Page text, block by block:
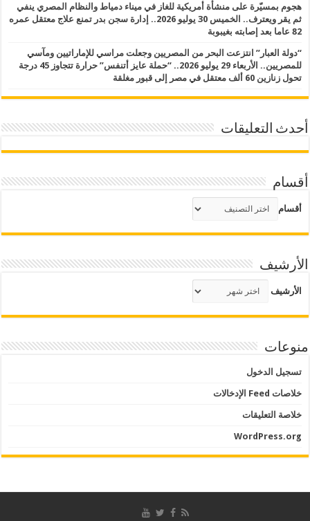
هجوم بمسيّرة على منشأة أمريكية للغاز في ميناء دمياط والنظام المصري ينفي
ثم يقر ويعترف.. الخميس 30 يوليو 2026.. إدارة سجن بدر تمنع علاج معتقل عمره
82 عاما بعد إصابته بغيبوبة
“دولة العبار” انتزعت البحر من المصريين وجعلت مراسي للإماراتيين ومآسي
للمصريين.. الأربعاء 29 يوليو 2026.. “حملة عايز أتنفس” حرارة تتجاوز 45 درجة
تحول زنازين 60 ألف معتقل في مصر إلى قبور مغلقة
أحدث التعليقات
أقسام
أقسام
الأرشيف
الأرشيف
منوعات
تسجيل الدخول
خلاصات Feed الإدخالات
خلاصة التعليقات
WordPress.org